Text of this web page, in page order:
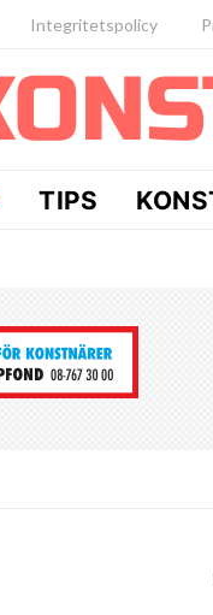
Integritetspolicy
TIPS